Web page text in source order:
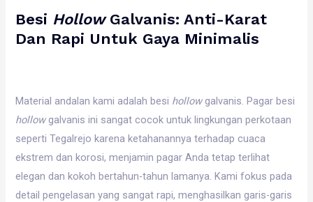
Besi HollowGalvanis: Anti-Karat
Dan Rapi Untuk Gaya Minimalis
Material andalan kami adalah besi hollowgalvanis. Pagar besi
hollowgalvanis ini sangat cocok untuk lingkungan perkotaan
seperti Tegalrejo karena ketahanannya terhadap cuaca
ekstrem dan korosi, menjamin pagar Anda tetap terlihat
elegan dan kokoh bertahun-tahun lamanya. Kami fokus pada
detail pengelasan yang sangat rapi, menghasilkan garis-garis